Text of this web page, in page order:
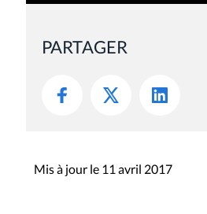
PARTAGER
Mis à jour le 11 avril 2017